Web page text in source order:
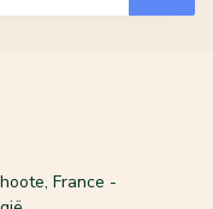
France -